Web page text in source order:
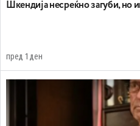
Шкендија несреќно загуби, но
пред 1 ден